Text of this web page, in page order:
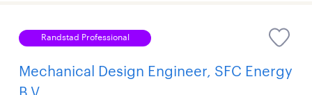
Randstad Professional
Mechanical Design Engineer, SFC Energy